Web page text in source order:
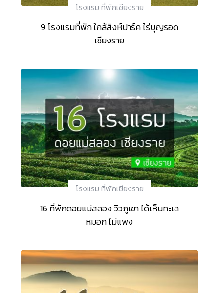
โรงแรม ที่พักเชียงราย
9 โรงแรมที่พัก ใกล้สิงห์ปาร์ค ไร่บุญรอด
เชียงราย
โรงแรม ที่พักเชียงราย
16 ที่พักดอยแม่สลอง วิวภูเขา ได้เห็นทะเล
หมอก ไม่แพง